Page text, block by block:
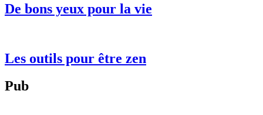
De bons yeux pour la vie
Les outils pour être zen
Pub